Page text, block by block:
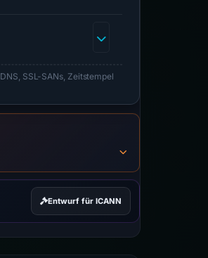
DNS, SSL-SANs, Zeitstempel
Entwurf für ICANN